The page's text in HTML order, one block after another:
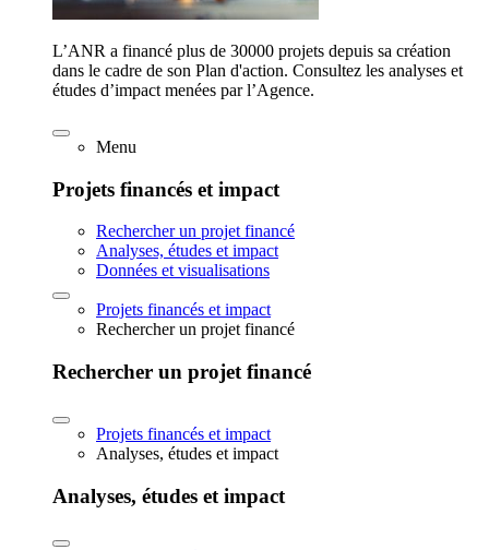
L’ANR a financé plus de 30000 projets depuis sa création
dans le cadre de son Plan d'action. Consultez les analyses et
études d’impact menées par l’Agence.
Menu
Projets financés et impact
Rechercher un projet financé
Analyses, études et impact
Données et visualisations
Projets financés et impact
Rechercher un projet financé
Rechercher un projet financé
Projets financés et impact
Analyses, études et impact
Analyses, études et impact